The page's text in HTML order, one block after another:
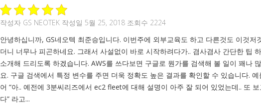
작성자 GS NEOTEK 작성일 5월 25, 2018 조회수 2224
안녕하십니까, GS네오텍 최준승입니다. 이번주에 외부교육도 하고 다른것도 이것저
더니 너무나 피곤하네요. 그래서 사설없이 바로 시작하려다가.. 겸사겸사 간단한 팁
소개해 드리도록 하겠습니다. AWS를 쓰다보면 구글로 뭔가를 검색해 볼 일이 꽤나
요. 구글 검색에서 특정 변수를 주면 더욱 정확도 높은 결과를 확인할 수 있습니다. 예
어 “아.. 예전에 3분씨리즈에서 ec2 fleet에 대해 설명이 아주 잘 되어 있었는데.. 또
다” 라고...